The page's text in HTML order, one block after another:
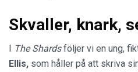
Skvaller, knark,
I The Shardsföljer vi en ung,
Ellis, som håller på att skriva